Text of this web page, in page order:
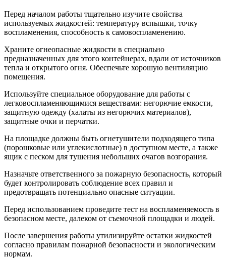
Перед началом работы тщательно изучите свойства
используемых жидкостей: температуру вспышки, точку
воспламенения, способность к самовоспламенению.
Храните огнеопасные жидкости в специально
предназначенных для этого контейнерах, вдали от источников
тепла и открытого огня. Обеспечьте хорошую вентиляцию
помещения.
Используйте специальное оборудование для работы с
легковоспламеняющимися веществами: негорючие емкости,
защитную одежду (халаты из негорючих материалов),
защитные очки и перчатки.
На площадке должны быть огнетушители подходящего типа
(порошковые или углекислотные) в доступном месте, а также
ящик с песком для тушения небольших очагов возгорания.
Назначьте ответственного за пожарную безопасность, который
будет контролировать соблюдение всех правил и
предотвращать потенциально опасные ситуации.
Перед использованием проведите тест на воспламеняемость в
безопасном месте, далеком от съемочной площадки и людей.
После завершения работы утилизируйте остатки жидкостей
согласно правилам пожарной безопасности и экологическим
нормам.